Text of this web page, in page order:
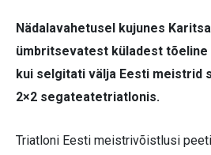
Nädalavahetusel kujunes
ümbritsevatest küladest
kui selgitati välja Eesti meistrid
2×2 segateatetriatlonis.
Triatloni Eesti meistrivõistlusi